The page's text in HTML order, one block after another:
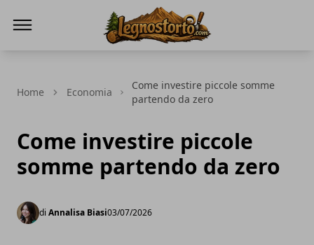
Home Economia
Come investire piccole somme
partendo da zero
Come investire piccole
somme partendo da zero
di Annalisa Biasi03/07/2026